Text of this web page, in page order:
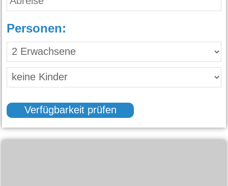
Personen:
Verfügbarkeit prüfen